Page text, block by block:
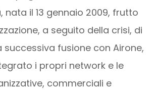
nata il 13 gennaio 2009, frutto
a seguito della crisi, di
successiva fusione con Airone,
i propri network e le
commerciali e